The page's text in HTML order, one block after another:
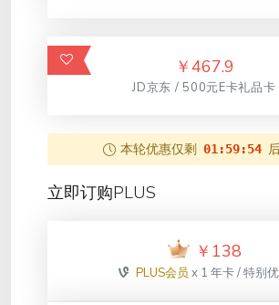
￥467.9
JD京东 / 500元E卡礼品卡
本轮优惠仅剩 01:59:54
立即订购PLUS
￥ 138
PLUS会员x 1 年卡 / 特别